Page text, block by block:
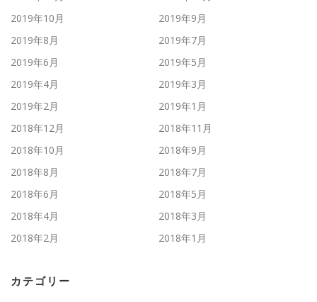
2019年10月
2019年9月
2019年8月
2019年7月
2019年6月
2019年5月
2019年4月
2019年3月
2019年2月
2019年1月
2018年12月
2018年11月
2018年10月
2018年9月
2018年8月
2018年7月
2018年6月
2018年5月
2018年4月
2018年3月
2018年2月
2018年1月
カテゴリー